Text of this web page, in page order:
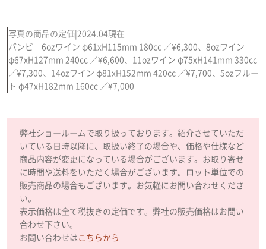
写真の商品の定価|2024.04現在
バンビ 6ozワイン φ61xH115mm 180cc ／¥6,300、8ozワイン
φ67xH127mm 240cc ／¥6,600、11ozワイン φ75xH141mm 330cc
／¥7,300、14ozワイン φ81xH152mm 420cc ／¥7,700、5ozフルー
ト φ47xH182mm 160cc ／¥7,000
弊社ショールームで取り扱っております。紹介させていただ
いている日時以降に、取扱い終了の場合や、価格や仕様など
商品内容が変更になっている場合がございます。お取り寄せ
に時間や送料をいただく場合がございます。ロット単位での
販売商品の場合もございます。お気軽にお問い合わせくださ
い。
表示価格は全て税抜きの定価です。弊社の販売価格はお問い
合わせ下さい。
お問い合わせは こちらから